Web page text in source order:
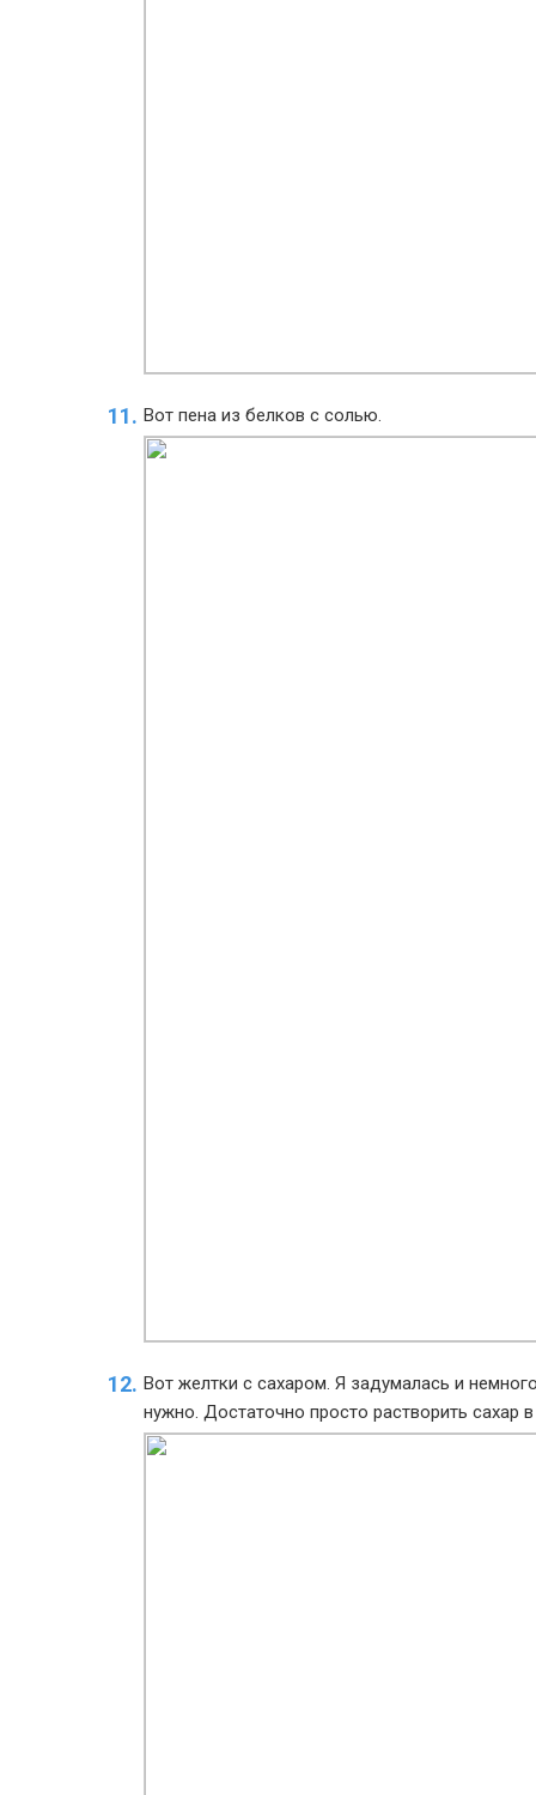
Вот пена из белков с солью.
Вот желтки с сахаром. Я задумалась и
нужно. Достаточно просто растворить сахар